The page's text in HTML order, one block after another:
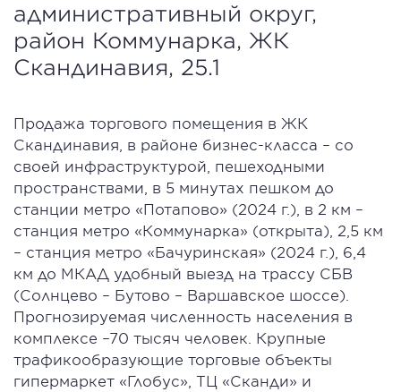
административный округ,
район Коммунарка, ЖК
Скандинавия, 25.1
Продажа торгового помещения в ЖК
Скандинавия, в районе бизнес-класса – со
своей инфраструктурой, пешеходными
пространствами, в 5 минутах пешком до
станции метро «Потапово» (2024 г.), в 2 км –
станция метро «Коммунарка» (открыта), 2,5 км
– станция метро «Бачуринская» (2024 г.), 6,4
км до МКАД удобный выезд на трассу СБВ
(Солнцево – Бутово – Варшавское шоссе).
Прогнозируемая численность населения в
комплексе –70 тысяч человек. Крупные
трафикообразующие торговые объекты
гипермаркет «Глобус», ТЦ «Сканди» и